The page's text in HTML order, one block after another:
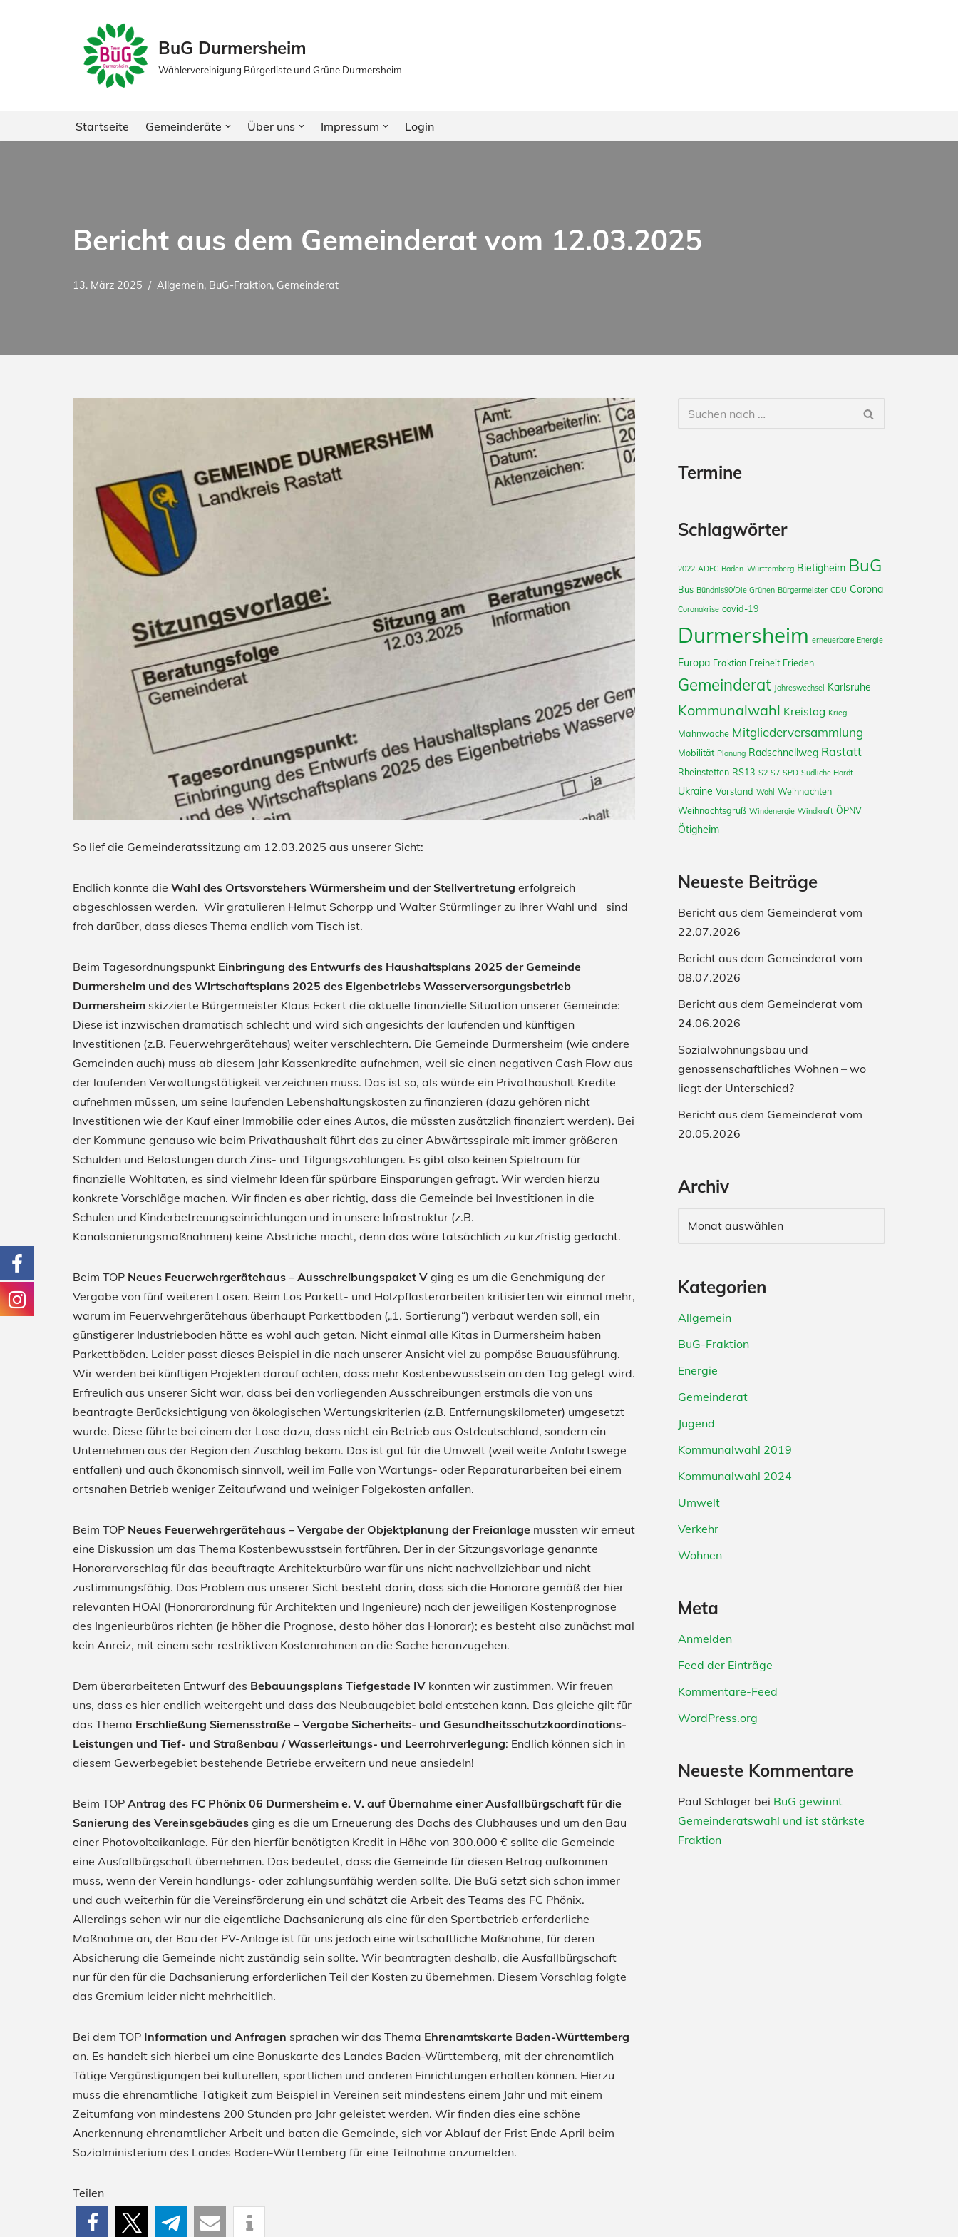
BuG Durmersheim
Wählervereinigung Bürgerliste und Grüne Durmersheim
Startseite Gemeinderäte Über uns Impressum Login
Bericht aus dem Gemeinderat vom 12.03.2025
13. März 2025 Allgemein, BuG-Fraktion, Gemeinderat
So lief die Gemeinderatssitzung am 12.03.2025 aus unserer Sicht:
Endlich konnte die Wahl des Ortsvorstehers Würmersheim und der Stellvertretung erfolgreich
abgeschlossen werden. Wir gratulieren Helmut Schorpp und Walter Stürmlinger zu ihrer Wahl und sind
froh darüber, dass dieses Thema endlich vom Tisch ist.
Beim Tagesordnungspunkt Einbringung des Entwurfs des Haushaltsplans 2025 der Gemeinde
Durmersheim und des Wirtschaftsplans 2025 des Eigenbetriebs Wasserversorgungsbetrieb
Durmersheim skizzierte Bürgermeister Klaus Eckert die aktuelle finanzielle Situation unserer Gemeinde:
Diese ist inzwischen dramatisch schlecht und wird sich angesichts der laufenden und künftigen
Investitionen (z.B. Feuerwehrgerätehaus) weiter verschlechtern. Die Gemeinde Durmersheim (wie andere
Gemeinden auch) muss ab diesem Jahr Kassenkredite aufnehmen, weil sie einen negativen Cash Flow aus
der laufenden Verwaltungstätigkeit verzeichnen muss. Das ist so, als würde ein Privathaushalt Kredite
aufnehmen müssen, um seine laufenden Lebenshaltungskosten zu finanzieren (dazu gehören nicht
Investitionen wie der Kauf einer Immobilie oder eines Autos, die müssten zusätzlich finanziert werden). Bei
der Kommune genauso wie beim Privathaushalt führt das zu einer Abwärtsspirale mit immer größeren
Schulden und Belastungen durch Zins- und Tilgungszahlungen. Es gibt also keinen Spielraum für
finanzielle Wohltaten, es sind vielmehr Ideen für spürbare Einsparungen gefragt. Wir werden hierzu
konkrete Vorschläge machen. Wir finden es aber richtig, dass die Gemeinde bei Investitionen in die
Schulen und Kinderbetreuungseinrichtungen und in unsere Infrastruktur (z.B.
Kanalsanierungsmaßnahmen) keine Abstriche macht, denn das wäre tatsächlich zu kurzfristig gedacht.
Beim TOP Neues Feuerwehrgerätehaus – Ausschreibungspaket V ging es um die Genehmigung der
Vergabe von fünf weiteren Losen. Beim Los Parkett- und Holzpflasterarbeiten kritisierten wir einmal mehr,
warum im Feuerwehrgerätehaus überhaupt Parkettboden („1. Sortierung“) verbaut werden soll, ein
günstigerer Industrieboden hätte es wohl auch getan. Nicht einmal alle Kitas in Durmersheim haben
Parkettböden. Leider passt dieses Beispiel in die nach unserer Ansicht viel zu pompöse Bauausführung.
Wir werden bei künftigen Projekten darauf achten, dass mehr Kostenbewusstsein an den Tag gelegt wird.
Erfreulich aus unserer Sicht war, dass bei den vorliegenden Ausschreibungen erstmals die von uns
beantragte Berücksichtigung von ökologischen Wertungskriterien (z.B. Entfernungskilometer) umgesetzt
wurde. Diese führte bei einem der Lose dazu, dass nicht ein Betrieb aus Ostdeutschland, sondern ein
Unternehmen aus der Region den Zuschlag bekam. Das ist gut für die Umwelt (weil weite Anfahrtswege
entfallen) und auch ökonomisch sinnvoll, weil im Falle von Wartungs- oder Reparaturarbeiten bei einem
ortsnahen Betrieb weniger Zeitaufwand und weiniger Folgekosten anfallen.
Beim TOP Neues Feuerwehrgerätehaus – Vergabe der Objektplanung der Freianlage mussten wir erneut
eine Diskussion um das Thema Kostenbewusstsein fortführen. Der in der Sitzungsvorlage genannte
Honorarvorschlag für das beauftragte Architekturbüro war für uns nicht nachvollziehbar und nicht
zustimmungsfähig. Das Problem aus unserer Sicht besteht darin, dass sich die Honorare gemäß der hier
relevanten HOAI (Honorarordnung für Architekten und Ingenieure) nach der jeweiligen Kostenprognose
des Ingenieurbüros richten (je höher die Prognose, desto höher das Honorar); es besteht also zunächst mal
kein Anreiz, mit einem sehr restriktiven Kostenrahmen an die Sache heranzugehen.
Dem überarbeiteten Entwurf des Bebauungsplans Tiefgestade IV konnten wir zustimmen. Wir freuen
uns, dass es hier endlich weitergeht und dass das Neubaugebiet bald entstehen kann. Das gleiche gilt für
das Thema Erschließung Siemensstraße – Vergabe Sicherheits- und Gesundheitsschutzkoordinations-
Leistungen und Tief- und Straßenbau / Wasserleitungs- und Leerrohrverlegung: Endlich können sich in
diesem Gewerbegebiet bestehende Betriebe erweitern und neue ansiedeln!
Beim TOP Antrag des FC Phönix 06 Durmersheim e. V. auf Übernahme einer Ausfallbürgschaft für die
Sanierung des Vereinsgebäudes ging es die um Erneuerung des Dachs des Clubhauses und um den Bau
einer Photovoltaikanlage. Für den hierfür benötigten Kredit in Höhe von 300.000 € sollte die Gemeinde
eine Ausfallbürgschaft übernehmen. Das bedeutet, dass die Gemeinde für diesen Betrag aufkommen
muss, wenn der Verein handlungs- oder zahlungsunfähig werden sollte. Die BuG setzt sich schon immer
und auch weiterhin für die Vereinsförderung ein und schätzt die Arbeit des Teams des FC Phönix.
Allerdings sehen wir nur die eigentliche Dachsanierung als eine für den Sportbetrieb erforderliche
Maßnahme an, der Bau der PV-Anlage ist für uns jedoch eine wirtschaftliche Maßnahme, für deren
Absicherung die Gemeinde nicht zuständig sein sollte. Wir beantragten deshalb, die Ausfallbürgschaft
nur für den für die Dachsanierung erforderlichen Teil der Kosten zu übernehmen. Diesem Vorschlag folgte
das Gremium leider nicht mehrheitlich.
Bei dem TOP Information und Anfragen sprachen wir das Thema Ehrenamtskarte Baden-Württemberg
an. Es handelt sich hierbei um eine Bonuskarte des Landes Baden-Württemberg, mit der ehrenamtlich
Tätige Vergünstigungen bei kulturellen, sportlichen und anderen Einrichtungen erhalten können. Hierzu
muss die ehrenamtliche Tätigkeit zum Beispiel in Vereinen seit mindestens einem Jahr und mit einem
Zeitumfang von mindestens 200 Stunden pro Jahr geleistet werden. Wir finden dies eine schöne
Anerkennung ehrenamtlicher Arbeit und baten die Gemeinde, sich vor Ablauf der Frist Ende April beim
Sozialministerium des Landes Baden-Württemberg für eine Teilnahme anzumelden.
Teilen
Termine
Schlagwörter
2022 ADFC Baden-Württemberg Bietigheim BuG
Bus Bündnis90/Die Grünen Bürgermeister CDU Corona
Coronakrise covid-19
Durmersheim erneuerbare Energie
Europa Fraktion Freiheit Frieden
Gemeinderat Jahreswechsel Karlsruhe
Kommunalwahl Kreistag Krieg
Mahnwache Mitgliederversammlung
Mobilität Planung Radschnellweg Rastatt
Rheinstetten RS13 S2 S7 SPD Südliche Hardt
Ukraine Vorstand Wahl Weihnachten
Weihnachtsgruß Windenergie Windkraft ÖPNV
Ötigheim
Neueste Beiträge
Bericht aus dem Gemeinderat vom
22.07.2026
Bericht aus dem Gemeinderat vom
08.07.2026
Bericht aus dem Gemeinderat vom
24.06.2026
Sozialwohnungsbau und
genossenschaftliches Wohnen – wo
liegt der Unterschied?
Bericht aus dem Gemeinderat vom
20.05.2026
Archiv
Kategorien
Allgemein
BuG-Fraktion
Energie
Gemeinderat
Jugend
Kommunalwahl 2019
Kommunalwahl 2024
Umwelt
Verkehr
Wohnen
Meta
Anmelden
Feed der Einträge
Kommentare-Feed
WordPress.org
Neueste Kommentare
Paul Schlager bei BuG gewinnt
Gemeinderatswahl und ist stärkste
Fraktion